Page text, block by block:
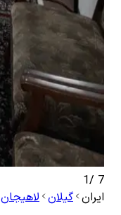
7
/
1
ایران گیلان لاهیجان